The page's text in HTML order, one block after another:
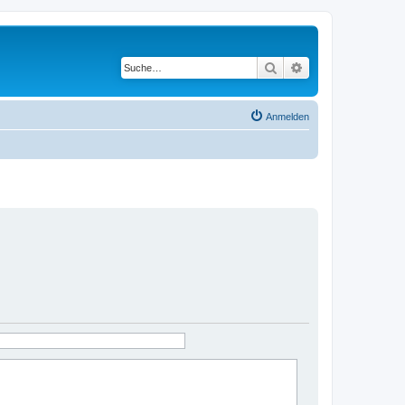
Suche
Anmelden